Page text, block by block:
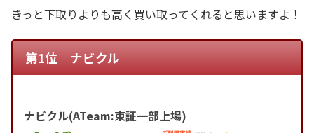
きっと下取りよりも高く買い取ってくれると思いますよ！
第1位 ナビクル
ナビクル(ATeam:東証一部上場)